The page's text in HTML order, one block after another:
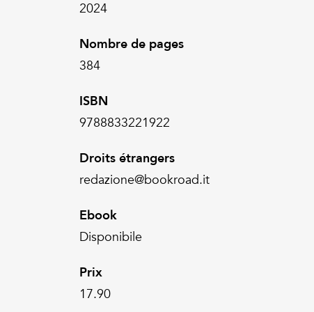
2024
Nombre de pages
384
ISBN
9788833221922
Droits étrangers
redazione@bookroad.it
Ebook
Disponibile
Prix
17.90